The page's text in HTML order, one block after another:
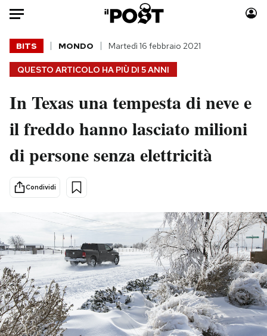
Auto
HOME
Italia
Politica
Tecnologia
Scienza
Economia
Sport
Moda
Consumismi
Storie/Idee
Altrecose
Mondiali calcio 2026
PODCAST
NEWSLETTER
QUESTO ARTICOLO HA PIÙ DI 5 ANNI
BITS MONDO Martedì 16 febbraio 2021
In Texas una tempesta di neve e
il freddo hanno lasciato milioni
di persone senza elettricità
Condividi